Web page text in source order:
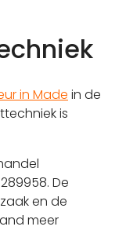
in Made in de
is
De
en de
meer